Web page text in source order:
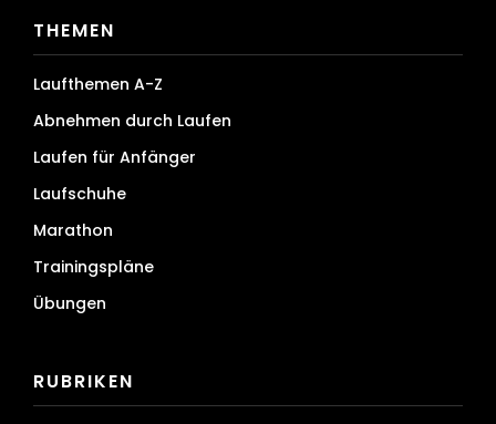
THEMEN
Laufthemen A-Z
Abnehmen durch Laufen
Laufen für Anfänger
Laufschuhe
Marathon
Trainingspläne
Übungen
RUBRIKEN